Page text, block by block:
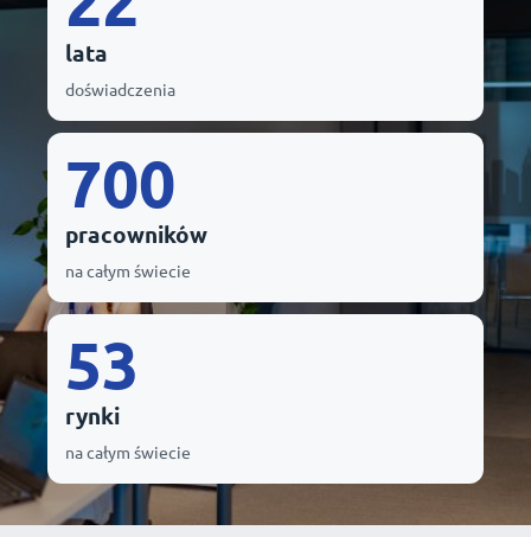
lata
doświadczenia
700
pracowników
na całym świecie
53
rynki
na całym świecie